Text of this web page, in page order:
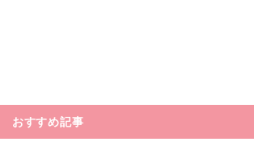
おすすめ記事